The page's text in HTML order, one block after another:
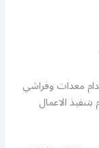
معدات وفراشي
الاعمال